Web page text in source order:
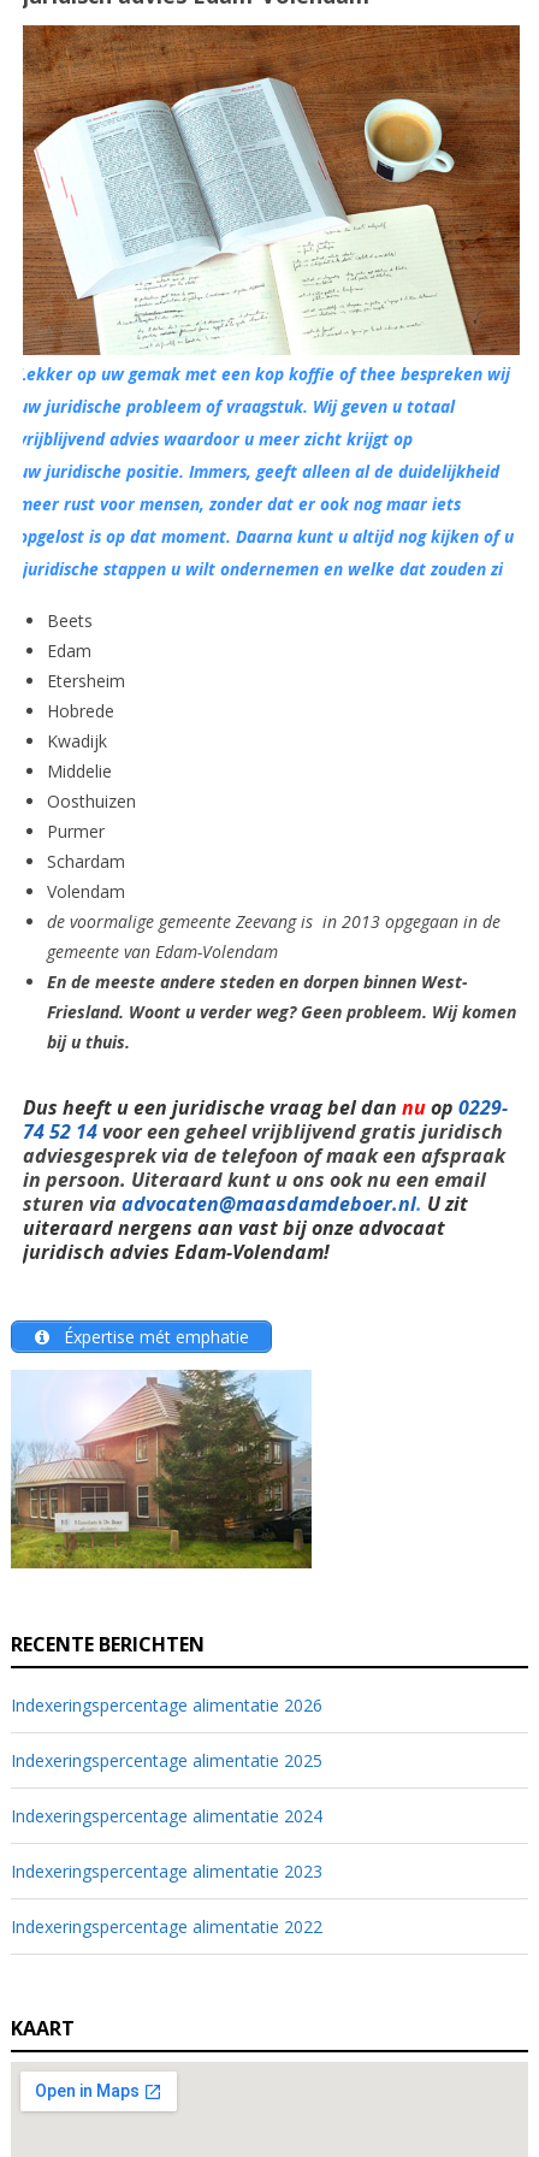
Lekker op uw gemak met een kop koffie of thee bespreken wij
uw juridische probleem of vraagstuk. Wij geven u totaal
vrijblijvend advies waardoor u meer zicht krijgt op
uw juridische positie. Immers, geeft alleen al de duidelijkheid
meer rust voor mensen, zonder dat er ook nog maar iets
opgelost is op dat moment. Daarna kunt u altijd nog kijken of u
juridische stappen u wilt ondernemen en welke dat zouden zi
Beets
Edam
Etersheim
Hobrede
Kwadijk
Middelie
Oosthuizen
Purmer
Schardam
Volendam
de voormalige gemeente Zeevang is in 2013 opgegaan in de
gemeente van Edam-Volendam
En de meeste andere steden en dorpen binnen West-
Friesland. Woont u verder weg? Geen probleem. Wij komen
bij u thuis.
Dus heeft u een juridische vraag bel dan nuop 0229-
74 52 14voor een geheel vrijblijvend gratis juridisch
adviesgesprek via de telefoon of maak een afspraak
in persoon. Uiteraard kunt u ons ook nu een email
sturen viaadvocaten@maasdamdeboer.nl. U zit
uiteraard nergens aan vast bij onze advocaat
juridisch advies Edam-Volendam!
Éxpertise mét emphatie
RECENTE BERICHTEN
Indexeringspercentage alimentatie 2026
Indexeringspercentage alimentatie 2025
Indexeringspercentage alimentatie 2024
Indexeringspercentage alimentatie 2023
Indexeringspercentage alimentatie 2022
KAART